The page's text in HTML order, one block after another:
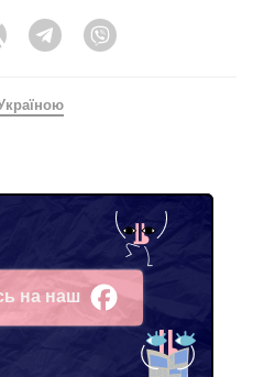
Twitter Telegram
на наш